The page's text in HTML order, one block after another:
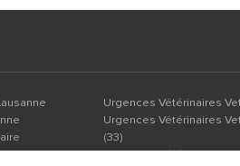
Urgences Vétérinaires
Urgences Vétérinaires
(33)
Urgences Vétérinaires